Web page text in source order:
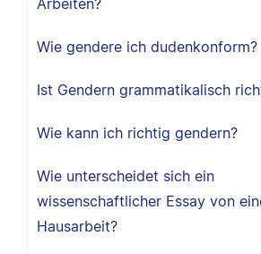
Arbeiten?
Wie gendere ich dudenkonform?
Ist Gendern grammatikalisch
Wie kann ich richtig gendern?
Wie unterscheidet sich ein
wissenschaftlicher Essay von
Hausarbeit?